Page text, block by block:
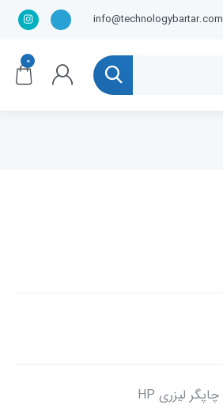
info@technologybartar.com
۰
چاپگر لیزری HP